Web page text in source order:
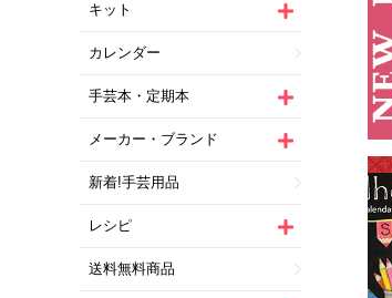
キット
カレンダー
手芸本・定期本
メーカー・ブランド
新着!手芸用品
レシピ
送料無料商品